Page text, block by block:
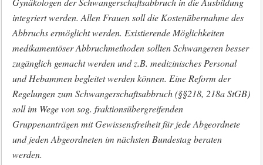
integriert werden. Allen Frauen soll die Kostenübernahme des
Abbruchs ermöglicht werden. Existierende Möglichkeiten
medikamentöser Abbruchmethoden sollten Schwangeren besser
zugänglich gemacht werden und z.B. medizinisches Personal
und Hebammen begleitet werden können. Eine Reform der
Regelungen zum Schwangerschaftsabbruch (§§218, 218a StGB)
soll im Wege von sog. fraktionsübergreifenden
Gruppenanträgen mit Gewissensfreiheit für jede Abgeordnete
und jeden Abgeordneten im nächsten Bundestag beraten
werden.